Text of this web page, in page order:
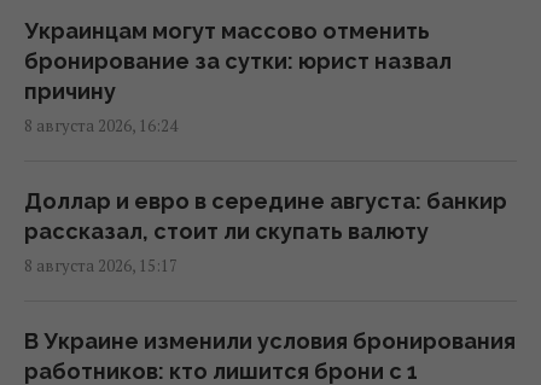
Россия уничтожает украинское сельское
хозяйство и саму природу Украины, –
Forbes
Вучич заявил, что не видит путей для
скорейшего завершения войны в Украине
В Кировоградской области разбился
Украинцам могут массово отменить
бронирование за сутки: юрист назвал
причину
8 августа 2026, 16:24
Доллар и евро в середине августа: банкир
рассказал, стоит ли скупать валюту
8 августа 2026, 15:17
В Украине изменили условия бронирования
работников: кто лишится брони с 1